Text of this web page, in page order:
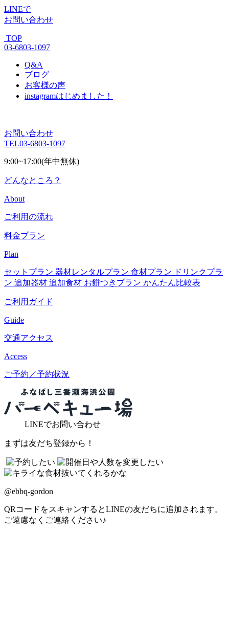
LINEで
お問い合わせ
TOP
03-6803-1097
Q&A
ブログ
お客様の声
instagramはじめました！
お問い合わせ
TEL03-6803-1097
9:00~17:00(年中無休)
どんなところ？
About
ご利用の流れ
料金プラン
Plan
セットプラン 器材レンタルプラン 食材プラン ドリンクプラ
ン 追加器材 追加食材 お餅つきプラン かんたん比較表
ご利用ガイド
Guide
交通アクセス
Access
ご予約／予約状況
LINEでお問い合わせ
まずは友だち登録から！
@ebbq-gordon
QRコードをスキャンするとLINEの友だちに追加されます。
ご遠慮なくご連絡ください♪